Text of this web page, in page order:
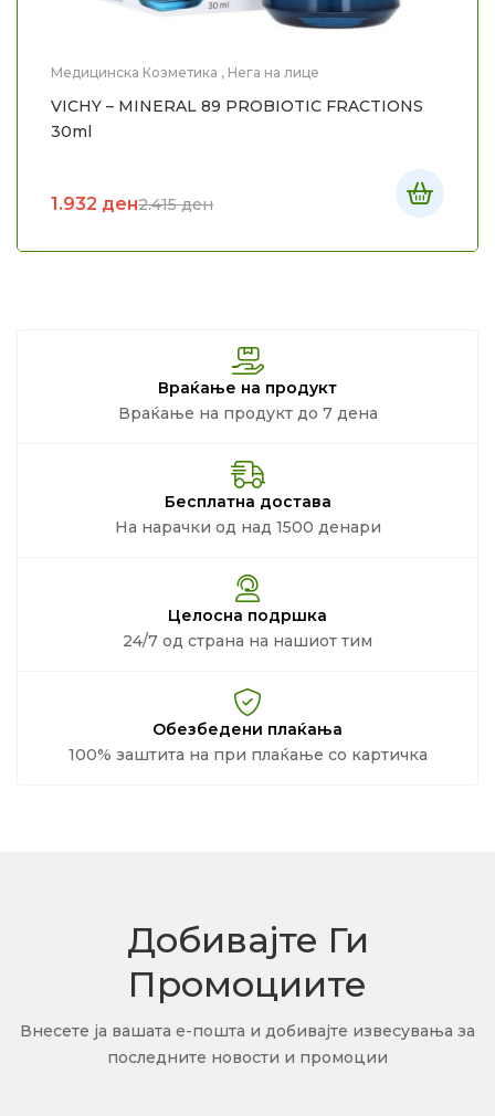
Медицинска Козметика , Нега на лице
VICHY – MINERAL 89 PROBIOTIC FRACTIONS
30ml
2.415ден
1.932 ден
Враќање на продукт
Враќање на продукт до 7 дена
Бесплатна достава
На нарачки од над 1500 денари
Целосна подршка
24/7 од страна на нашиот тим
Обезбедени плаќања
100% заштита на при плаќање со картичка
Добивајте Ги
Промоциите
Внесете ја вашата е-пошта и добивајте извесувања за
последните новости и промоции